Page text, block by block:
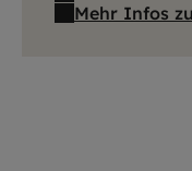
Mehr Infos